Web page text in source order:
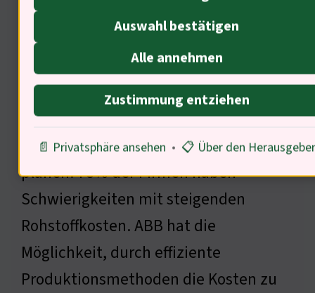
Unternehmen müssen strategisch
planen. 78% der Firmen haben
Schwierigkeiten mit steigenden
Rohstoffkosten. ABB hat die
Möglichkeit, durch effiziente
Produktionsmethoden die Kosten zu
Auswahl bestätigen
Alle annehmen
Zustimmung entziehen
📄 Privatsphäre ansehen • 📋 Über den